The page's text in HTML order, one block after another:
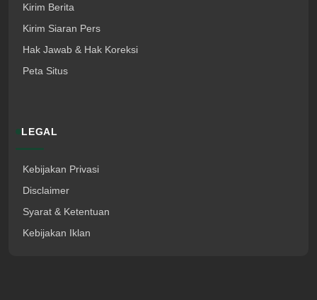
Kirim Berita
Kirim Siaran Pers
Hak Jawab & Hak Koreksi
Peta Situs
LEGAL
Kebijakan Privasi
Disclaimer
Syarat & Ketentuan
Kebijakan Iklan